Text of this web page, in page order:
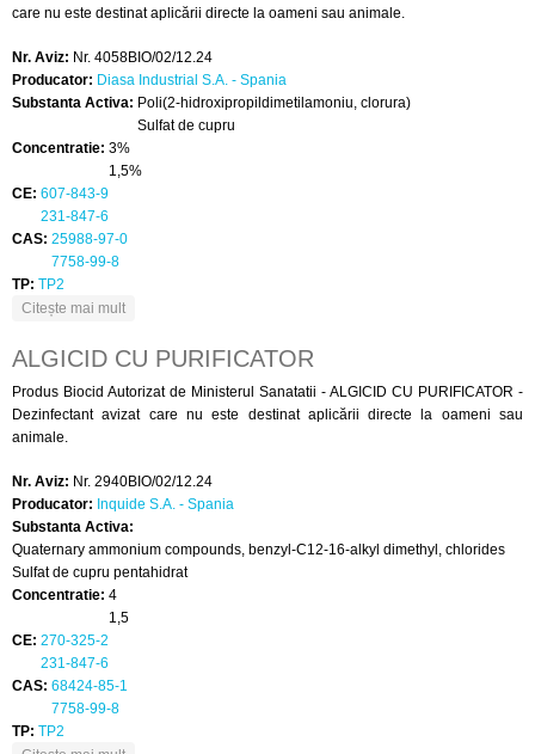
care nu este destinat aplicării directe la oameni sau animale.
Nr. Aviz: Nr. 4058BIO/02/12.24
Producator: Diasa Industrial S.A. - Spania
Substanta Activa: Poli(2-hidroxipropildimetilamoniu, clorura)
Sulfat de cupru
Concentratie: 3%
1,5%
CE: 607-843-9
231-847-6
CAS: 25988-97-0
7758-99-8
TP: TP2
Citește mai mult
ALGICID CU PURIFICATOR
Produs Biocid Autorizat de Ministerul Sanatatii - ALGICID CU PURIFICATOR -
Dezinfectant avizat care nu este destinat aplicării directe la oameni sau
animale.
Nr. Aviz: Nr. 2940BIO/02/12.24
Producator: Inquide S.A. - Spania
Substanta Activa:
Quaternary ammonium compounds, benzyl-C12-16-alkyl dimethyl, chlorides
Sulfat de cupru pentahidrat
Concentratie: 4
1,5
CE: 270-325-2
231-847-6
CAS: 68424-85-1
7758-99-8
TP: TP2